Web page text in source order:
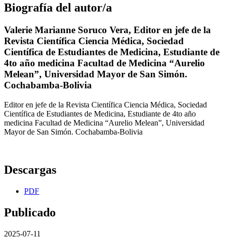
Biografía del autor/a
Valerie Marianne Soruco Vera, Editor en jefe de la
Revista Científica Ciencia Médica, Sociedad
Científica de Estudiantes de Medicina, Estudiante de
4to año medicina Facultad de Medicina “Aurelio
Melean”, Universidad Mayor de San Simón.
Cochabamba-Bolivia
Editor en jefe de la Revista Científica Ciencia Médica, Sociedad
Científica de Estudiantes de Medicina, Estudiante de 4to año
medicina Facultad de Medicina “Aurelio Melean”, Universidad
Mayor de San Simón. Cochabamba-Bolivia
Descargas
PDF
Publicado
2025-07-11